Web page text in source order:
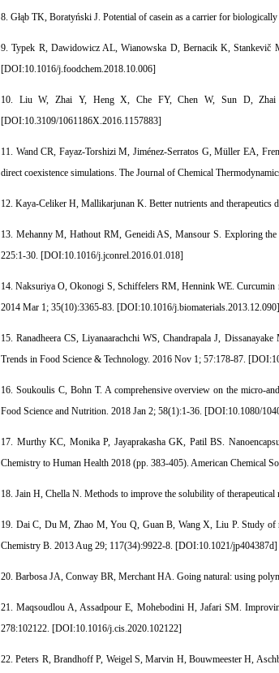
8. Głąb TK, Boratyński J. Potential of casein as a carrier for
9. Typek R, Dawidowicz AL, Wianowska D, Bernacik K, Stankevič
[DOI:10.1016/j.foodchem.2018.10.006]
10. Liu W, Zhai Y, Heng X, Che FY, Chen W, Sun D, Zhai
[DOI:10.3109/1061186X.2016.1157883]
11. Wand CR, Fayaz-Torshizi M, Jiménez-Serratos G, Müller EA,
direct coexistence simulations. The Journal of Chemical
12. Kaya-Celiker H, Mallikarjunan K. Better nutrients and
13. Mehanny M, Hathout RM, Geneidi AS, Mansour S. Exploring
225:1-30. [DOI:10.1016/j.jconrel.2016.01.018]
14. Naksuriya O, Okonogi S, Schiffelers RM, Hennink WE. Curcumin
2014 Mar 1; 35(10):3365-83. [DOI:10.1016/j.biomaterials.2013.12.090]
15. Ranadheera CS, Liyanaarachchi WS, Chandrapala J,
Trends in Food Science & Technology. 2016 Nov 1; 57:178-87. [
16. Soukoulis C, Bohn T. A comprehensive overview on the micro-
Food Science and Nutrition. 2018 Jan 2; 58(1):1-36. [DOI:10.1080/
17. Murthy KC, Monika P, Jayaprakasha GK, Patil BS.
Chemistry to Human Health 2018 (pp. 383-405). American Chemical
18. Jain H, Chella N. Methods to improve the solubility of
19. Dai C, Du M, Zhao M, You Q, Guan B, Wang X, Liu P. Study of
Chemistry B. 2013 Aug 29; 117(34):9922-8. [DOI:10.1021/jp404387d]
20. Barbosa JA, Conway BR, Merchant HA. Going natural: using
21. Maqsoudlou A, Assadpour E, Mohebodini H, Jafari SM.
278:102122. [DOI:10.1016/j.cis.2020.102122]
22. Peters R, Brandhoff P, Weigel S, Marvin H, Bouwmeester H,